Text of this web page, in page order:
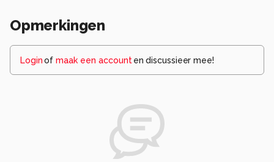
Opmerkingen
Loginof maak een account en discussieer mee!